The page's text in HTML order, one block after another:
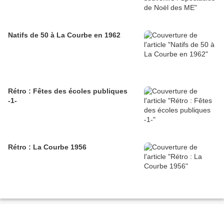
Natifs de 50 à La Courbe en 1962
Rétro : Fêtes des écoles publiques
-1-
Rétro : La Courbe 1956